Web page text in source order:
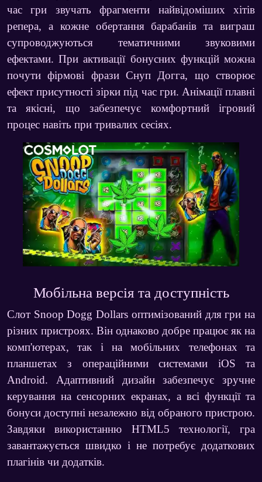
час гри звучать фрагменти найвідоміших хітів
репера, а кожне обертання барабанів та виграш
супроводжуються тематичними звуковими
ефектами. При активації бонусних функцій можна
почути фірмові фрази Снуп Догга, що створює
ефект присутності зірки під час гри. Анімації плавні
та якісні, що забезпечує комфортний ігровий
процес навіть при тривалих сесіях.
Мобільна версія та доступність
Слот Snoop Dogg Dollars оптимізований для гри на
різних пристроях. Він однаково добре працює як на
комп'ютерах, так і на мобільних телефонах та
планшетах з операційними системами iOS та
Android. Адаптивний дизайн забезпечує зручне
керування на сенсорних екранах, а всі функції та
бонуси доступні незалежно від обраного пристрою.
Завдяки використанню HTML5 технології, гра
завантажується швидко і не потребує додаткових
плагінів чи додатків.